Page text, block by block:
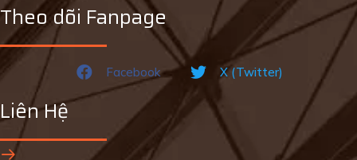
Theo dõi Fanpage
Facebook X (Twitter)
Liên Hệ